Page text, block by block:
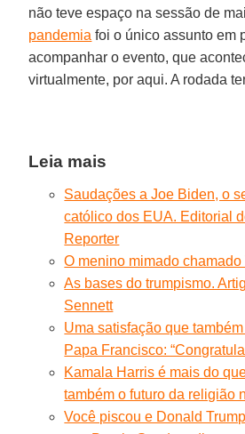
não teve espaço na sessão de
pandemia foi o único assunto em
acompanhar o evento, que
virtualmente, por aqui. A rodada
Leia mais
Saudações a Joe Biden, o
católico dos EUA. Editorial
Reporter
O menino mimado chamado
As bases do trumpismo.
Sennett
Uma satisfação que
Papa Francisco:
Kamala Harris é mais do
também o futuro da religião
Você piscou e Donald